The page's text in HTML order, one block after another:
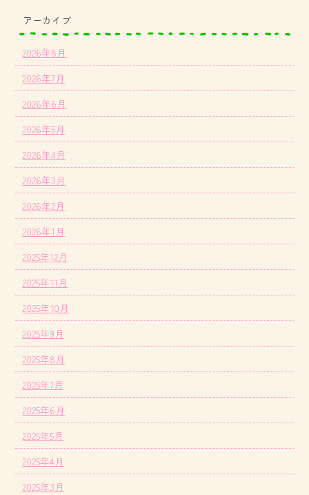
アーカイブ
2026年8月
2026年7月
2026年6月
2026年5月
2026年4月
2026年3月
2026年2月
2026年1月
2025年12月
2025年11月
2025年10月
2025年9月
2025年8月
2025年7月
2025年6月
2025年5月
2025年4月
2025年3月